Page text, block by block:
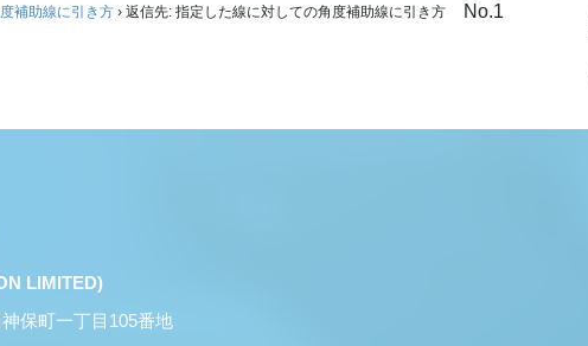
補助線に引き方 › 返信先: 指定した線に対しての角度補助線に引き方 No.1
LIMITED)
保町一丁目105番地